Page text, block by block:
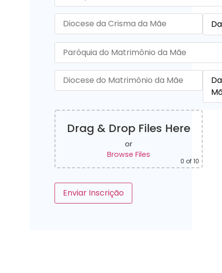
Drag & Drop Files Here
or
Browse Files
0 of 10